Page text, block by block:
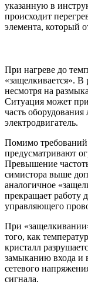
указанную в
происходит
элемента, который
При нагреве до
«защелкивается». В
несмотря на
Ситуация может
часть
электродвигатель.
Помимо
предусматривают
Превышение
симистора выше
аналогичное
прекращает работу
управляющего
При
того, как
кристалл
замыканию входа и
сетевого
сигнала.